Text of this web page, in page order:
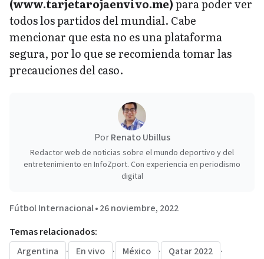
(www.tarjetarojaenvivo.me)para poder ver
todos los partidos del mundial. Cabe
mencionar que esta no es una plataforma
segura, por lo que se recomienda tomar las
precauciones del caso.
PorRenato Ubillus
Redactor web de noticias sobre el mundo deportivo y del
entretenimiento en InfoZport. Con experiencia en periodismo
digital
Fútbol Internacional•26 noviembre, 2022
Temas relacionados:
Argentina
· En vivo · México · Qatar 2022
·